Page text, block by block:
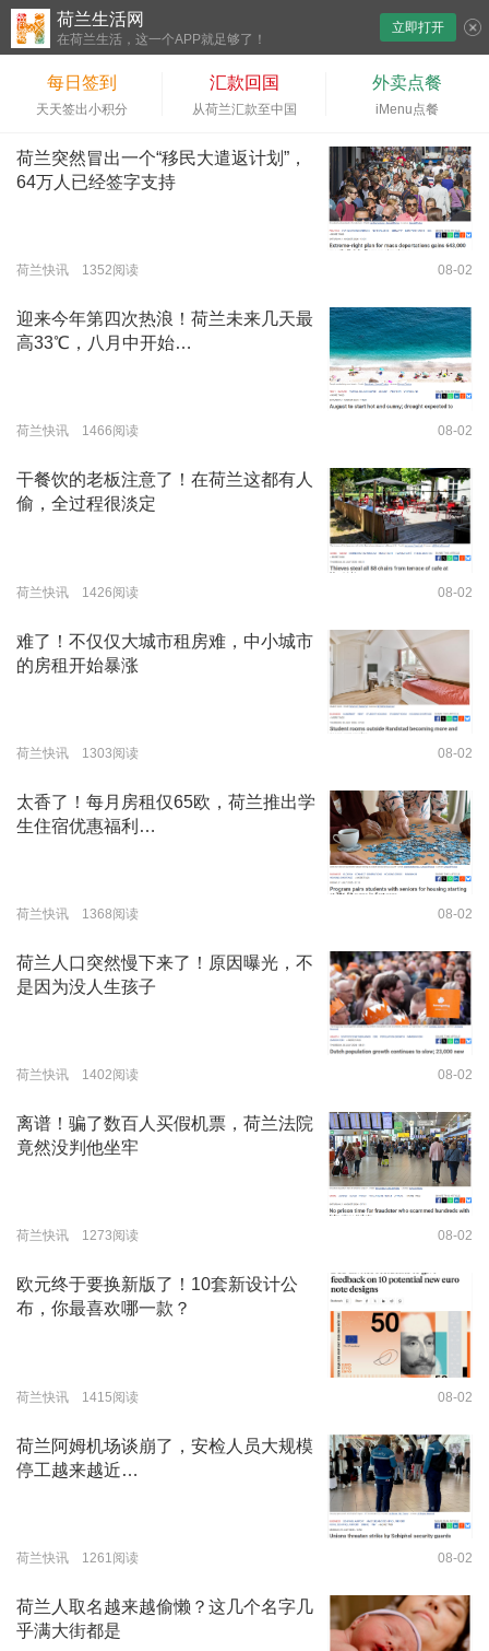
荷兰生活网
在荷兰生活，这一个APP就足够了！
立即打开
每日签到
天天签出小积分
汇款回国
从荷兰汇款至中国
外卖点餐
iMenu点餐
荷兰突然冒出一个“移民大遣返计划”，
64万人已经签字支持
荷兰快讯 1352阅读 08-02
迎来今年第四次热浪！荷兰未来几天最
高33℃，八月中开始…
荷兰快讯 1466阅读 08-02
干餐饮的老板注意了！在荷兰这都有人
偷，全过程很淡定
荷兰快讯 1426阅读 08-02
难了！不仅仅大城市租房难，中小城市
的房租开始暴涨
荷兰快讯 1303阅读 08-02
太香了！每月房租仅65欧，荷兰推出学
生住宿优惠福利…
荷兰快讯 1368阅读 08-02
荷兰人口突然慢下来了！原因曝光，不
是因为没人生孩子
荷兰快讯 1402阅读 08-02
离谱！骗了数百人买假机票，荷兰法院
竟然没判他坐牢
荷兰快讯 1273阅读 08-02
欧元终于要换新版了！10套新设计公
布，你最喜欢哪一款？
荷兰快讯 1415阅读 08-02
荷兰阿姆机场谈崩了，安检人员大规模
停工越来越近…
荷兰快讯 1261阅读 08-02
荷兰人取名越来越偷懒？这几个名字几
乎满大街都是